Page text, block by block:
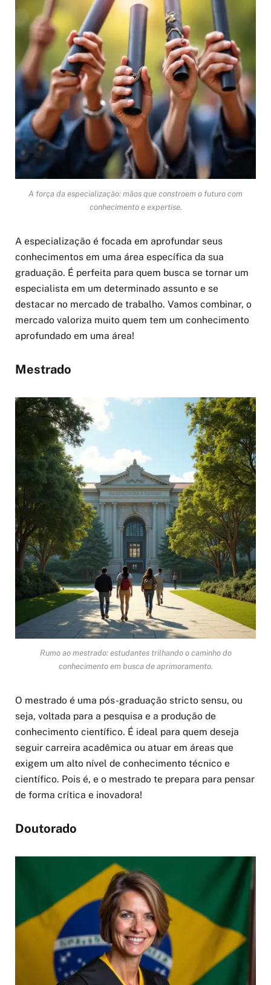
A força da especialização: mãos que constroem o futuro com
conhecimento e expertise.
A especialização é focada em aprofundar seus
conhecimentos em uma área específica da sua
graduação. É perfeita para quem busca se tornar um
especialista em um determinado assunto e se
destacar no mercado de trabalho. Vamos combinar, o
mercado valoriza muito quem tem um conhecimento
aprofundado em uma área!
Mestrado
Rumo ao mestrado: estudantes trilhando o caminho do
conhecimento em busca de aprimoramento.
O mestrado é uma pós-graduação stricto sensu, ou
seja, voltada para a pesquisa e a produção de
conhecimento científico. É ideal para quem deseja
seguir carreira acadêmica ou atuar em áreas que
exigem um alto nível de conhecimento técnico e
científico. Pois é, e o mestrado te prepara para pensar
de forma crítica e inovadora!
Doutorado